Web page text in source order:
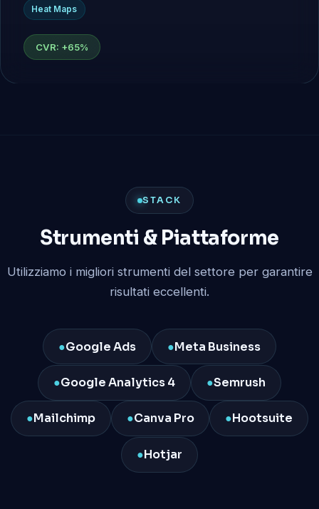
Heat Maps
CVR: +65%
STACK
Strumenti & Piattaforme
Utilizziamo i migliori strumenti del settore per garantire
risultati eccellenti.
●Google Ads ●Meta Business
●Google Analytics 4 ●Semrush
●Mailchimp ●Canva Pro ●Hootsuite
●Hotjar